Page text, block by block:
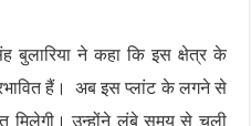
बुलारिया ने कहा कि इस क्षेत्र के
हैं। अब इस प्लांट के लगने से
मिलेगी। उन्होंने लंबे समय से चली